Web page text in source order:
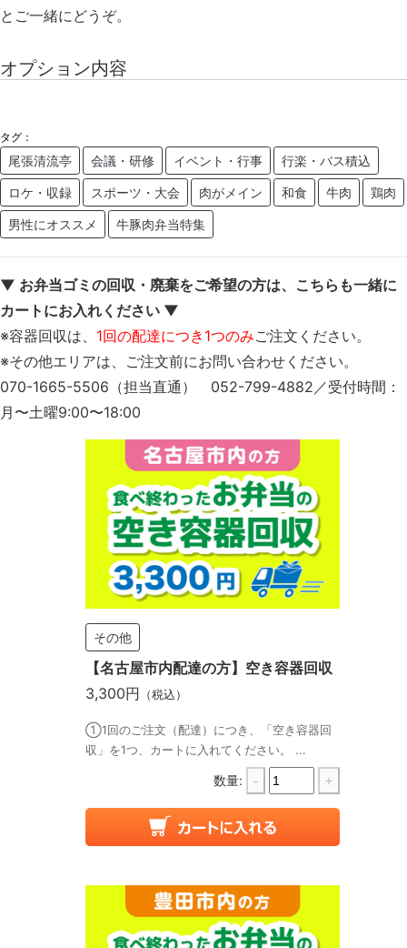
とご一緒にどうぞ。
オプション内容
タグ：
尾張清流亭 会議・研修 イベント・行事 行楽・バス積込
ロケ・収録 スポーツ・大会 肉がメイン 和食 牛肉 鶏肉
男性にオススメ 牛豚肉弁当特集
▼ お弁当ゴミの回収・廃棄をご希望の方は、こちらも一緒に
カートにお入れください ▼
※容器回収は、 1回の配達につき1つのみご注文ください。
※その他エリアは、ご注文前にお問い合わせください。
070-1665-5506（担当直通） 052-799-4882／受付時間：
月〜土曜9:00〜18:00
その他
【名古屋市内配達の方】空き容器回収
3,300円
（税込）
①1回のご注文（配達）につき、「空き容器回
収」を1つ、カートに入れてください。 ...
数量: - +